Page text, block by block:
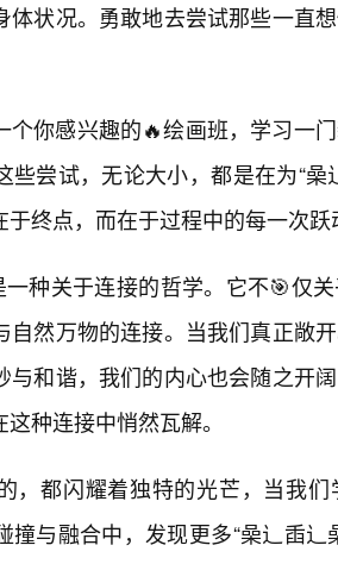
体状况。勇敢地去尝试那些一直
个你感兴趣的🔥绘画班，学习一
尝试，无论大小，都是在为“喿
终点，而在于过程中的每一次跃
一种关于连接的哲学。它不🎯仅
自然万物的连接。当我们真正敞
与和谐，我们的内心也会随之开
种连接中悄然瓦解。
，都闪耀着独特的光芒，当我
与融合中，发现更多“喿辶臿辶